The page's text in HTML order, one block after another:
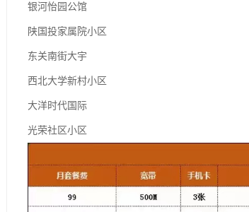
银河怡园公馆
陕国投家属院小区
东关南街大宇
西北大学新村小区
大洋时代国际
光荣社区小区